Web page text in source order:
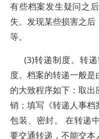
有些档案发生疑问之
失。发现某些损害之
等。
(3)转递制度。转
度。档案的转递一般
的大致程序如下：取
销；填写《转递人事
包装、密封。 在转递
要交通转递，不能交